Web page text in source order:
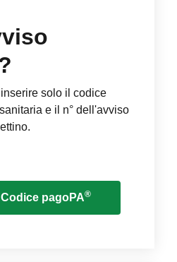
solo il codice
e il n° dell'avviso
pagoPA®